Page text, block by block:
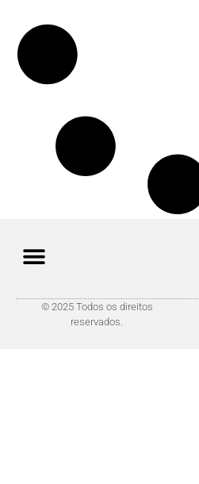
© 2025 Todos os direitos
reservados.